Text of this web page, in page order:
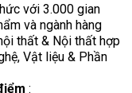
với 3.000 gian
và ngành hàng
thất & Nội thất hợp
Vật liệu & Phần
: